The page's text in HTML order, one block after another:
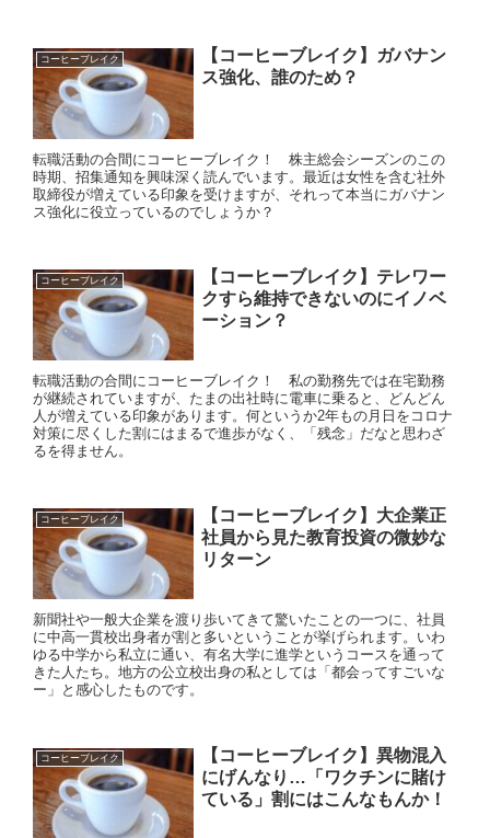
コーヒーブレイク
【コーヒーブレイク】ガバナン
ス強化、誰のため？
転職活動の合間にコーヒーブレイク！ 株主総会シーズンのこの
時期、招集通知を興味深く読んでいます。最近は女性を含む社外
取締役が増えている印象を受けますが、それって本当にガバナン
ス強化に役立っているのでしょうか？
コーヒーブレイク
【コーヒーブレイク】テレワー
クすら維持できないのにイノベ
ーション？
転職活動の合間にコーヒーブレイク！ 私の勤務先では在宅勤務
が継続されていますが、たまの出社時に電車に乗ると、どんどん
人が増えている印象があります。何というか2年もの月日をコロナ
対策に尽くした割にはまるで進歩がなく、「残念」だなと思わざ
るを得ません。
コーヒーブレイク
【コーヒーブレイク】大企業正
社員から見た教育投資の微妙な
リターン
新聞社や一般大企業を渡り歩いてきて驚いたことの一つに、社員
に中高一貫校出身者が割と多いということが挙げられます。いわ
ゆる中学から私立に通い、有名大学に進学というコースを通って
きた人たち。地方の公立校出身の私としては「都会ってすごいな
ー」と感心したものです。
コーヒーブレイク
【コーヒーブレイク】異物混入
にげんなり…「ワクチンに賭け
ている」割にはこんなもんか！